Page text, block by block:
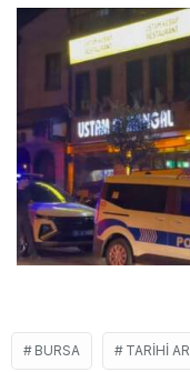
BURSA TARIHI